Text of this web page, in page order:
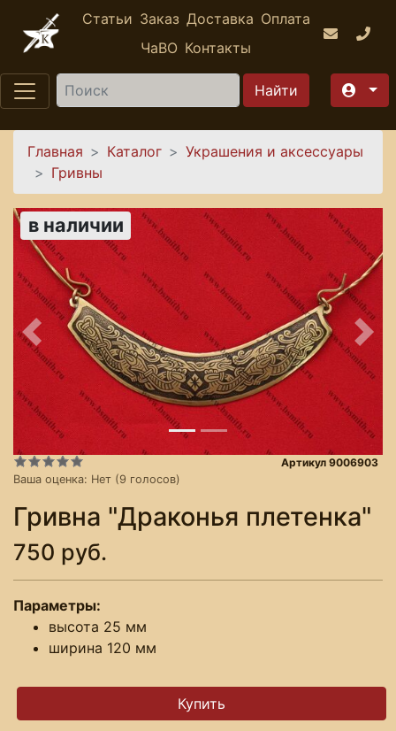
Перейти к основному содержанию
Статьи Заказ Доставка Оплата
ЧаВО Контакты
Найти
Вы здесь
Главная Каталог
Украшения и аксессуары
Гривны
в наличии
Предыдущее
Ваша оценка: Нет (9 голосов)
Артикул 9006903
Гривна "Драконья плетенка"
750 руб.
Параметры:
высота 25 мм
ширина 120 мм